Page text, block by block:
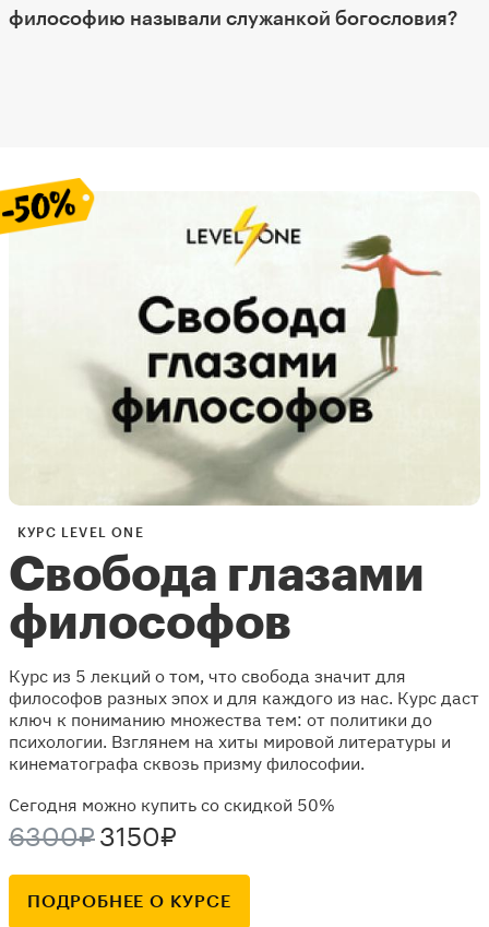
философию называли служанкой богословия?
КУРС LEVEL ONE
Свобода глазами
философов
Курс из 5 лекций о том, что свобода значит для
философов разных эпох и для каждого из нас. Курс даст
ключ к пониманию множества тем: от политики до
психологии. Взглянем на хиты мировой литературы и
кинематографа сквозь призму философии.
Сегодня можно купить со скидкой 50%
6300₽ 3150₽
ПОДРОБНЕЕ О КУРСЕ